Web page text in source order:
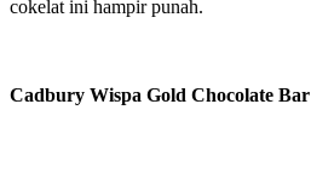
cokelat ini hampir punah.
Cadbury Wispa Gold Chocolate Bar